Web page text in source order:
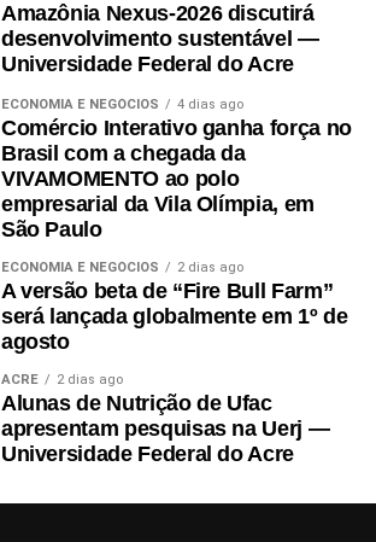
Amazônia Nexus-2026 discutirá
desenvolvimento sustentável —
Universidade Federal do Acre
ECONOMIA E NEGÓCIOS 4 dias ago
Comércio Interativo ganha força no
Brasil com a chegada da
VIVAMOMENTO ao polo
empresarial da Vila Olímpia, em
São Paulo
ECONOMIA E NEGÓCIOS 2 dias ago
A versão beta de “Fire Bull Farm”
será lançada globalmente em 1º de
agosto
ACRE 2 dias ago
Alunas de Nutrição de Ufac
apresentam pesquisas na Uerj —
Universidade Federal do Acre